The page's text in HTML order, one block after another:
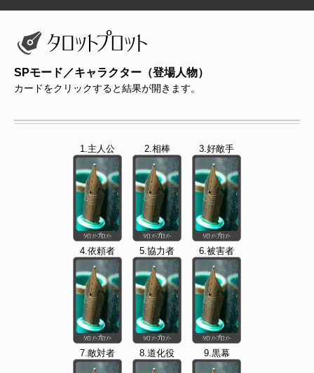
SPモード／キャラクター（登場人物）
カードをクリックすると結果が開きます。
1.主人公 2.相棒 3.好敵手
4.依頼者 5.協力者 6.被害者
7.敵対者 8.道化役 9.黒幕